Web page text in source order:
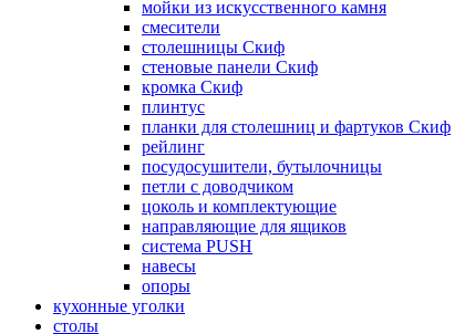
мойки из искусственного камня
смесители
столешницы Скиф
стеновые панели Скиф
кромка Скиф
плинтус
планки для столешниц и фартуков Скиф
рейлинг
посудосушители, бутылочницы
петли с доводчиком
цоколь и комплектующие
направляющие для ящиков
система PUSH
навесы
опоры
кухонные уголки
столы